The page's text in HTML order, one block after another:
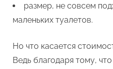
размер, не совсем
маленьких туалетов.
Но что касается
Ведь благодаря тому,